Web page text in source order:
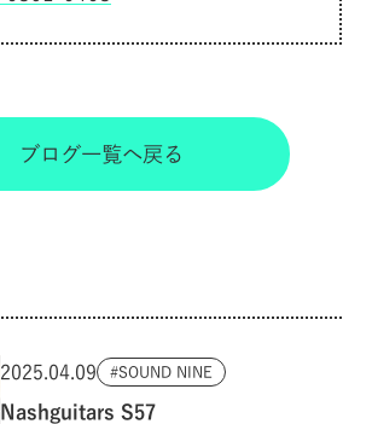
ブログ一覧へ戻る
2025.04.09 SOUND NINE
Nashguitars S57